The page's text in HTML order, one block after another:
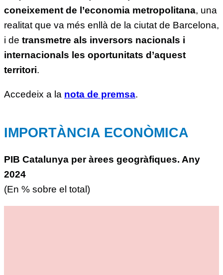
coneixement de l’economia metropolitana, una
realitat que va més enllà de la ciutat de Barcelona,
i de transmetre als inversors nacionals i
internacionals les oportunitats d’aquest
territori.
Accedeix a la nota de premsa.
IMPORTÀNCIA ECONÒMICA
PIB Catalunya per àrees geogràfiques. Any
2024
(En % sobre el total)